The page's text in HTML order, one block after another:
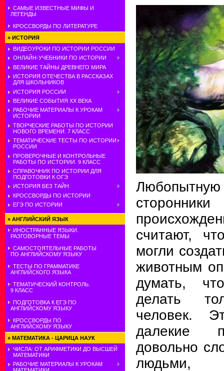
САМЫЕ ИЗВЕСТНЫЕ МИФЫ И
ЛЕГЕНДЫ
КРОССВОРДЫ ПО ЛИТЕРАТУРЕ
» ИСТОРИЯ
ВИДЕОУРОКИ ПО ИСТОРИИ РОССИИ
ОНЛАЙН-УЧЕБНИКИ ПО ИСТОРИИ
ВЕЛИКИЕ ТАЙНЫ ДРЕВНЕГО МИРА
ИСТОРИЯ ОТЕЧЕСТВА В РАССКАЗАХ
ДЛЯ ШКОЛЬНИКОВ
ИСТОРИЯ РОССИИ
ВЕЛИКИЕ СОБЫТИЯ ХХ ВЕКА
РАБОЧИЕ МАТЕРИАЛЫ К УРОКАМ
ИСТОРИИ
ТВОРЧЕСКИЕ РАБОТЫ ПО ИСТОРИИ
НОВОГО ВРЕМЕНИ. 7 КЛАСС
ТЕМАТИЧЕСКИЕ ТЕСТЫ ПО ИСТОРИИ
РОССИИ
ПРОВЕРОЧНЫЕ И КОНТРОЛЬНЫЕ
РАБОТЫ ПО ИСТОРИИ. 9 КЛАСС
СПРАВОЧНИК ПО ИСТОРИИ ДЛЯ
ПОДГОТОВКИ К ОГЭ
ИСТОРИЯ БЕЗ ТАЙН
КРОССВОРДЫ ПО ИСТОРИИ
ЕГЭ ПО ИСТОРИИ
» АНГЛИЙСКИЙ ЯЗЫК
ИНОСТРАННЫЕ ЯЗЫКИ.
РАЗГОВОРНЫЕ ТЕМЫ
САМОСТОЯТЕЛЬНЫЕ РАБОТЫ
ПО АНГЛИЙСКОМУ ЯЗЫКУ
ТЕСТЫ ПО ГРАММАТИКЕ
АНГЛИЙСКОГО ЯЗЫКА
ТЕМАТИЧЕСКИЙ КОНТРОЛЬ.
9 КЛАСС
ПОДГОТОВКА К ЕГЭ ПО
АНГЛИЙСКОМУ ЯЗЫКУ
КРОССВОРДЫ ПО
АНГЛИЙСКОМУ ЯЗЫКУ
» МАТЕМАТИКА - ЦАРИЦА НАУК
ЧИСЛА: ОТ АРИФМЕТИКИ ДО ВЫСШЕЙ
МАТЕМАТИКИ
РАБОЧИЕ МАТЕРИАЛЫ К УРОКАМ
Любопытную
считают,
могли
животным
думать,
делать
человек.
далекие
довольно
людьми,